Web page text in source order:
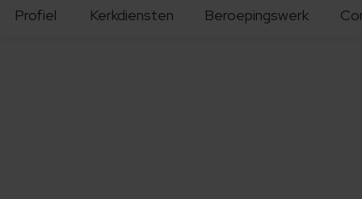
Profiel Kerkdiensten Beroepingswerk